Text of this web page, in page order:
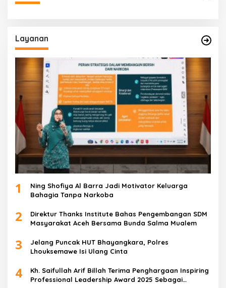
Layanan
1
Ning Shofiya Al Barra Jadi Motivator Keluarga
Bahagia Tanpa Narkoba
2
Direktur Thanks Institute Bahas Pengembangan SDM
Masyarakat Aceh Bersama Bunda Salma Mualem
3
Jelang Puncak HUT Bhayangkara, Polres
Lhouksemawe Isi Ulang Cinta
4
Kh. Saifullah Arif Billah Terima Penghargaan Inspiring
Professional Leadership Award 2025 Sebagai